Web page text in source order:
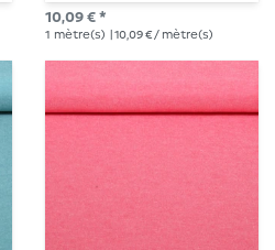
10,09 € *
1 mètre(s) | 10,09 € / mètre(s)